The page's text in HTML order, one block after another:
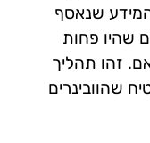
שנאסף
שהיו פחות
זהו תהליך
שהוובינרים